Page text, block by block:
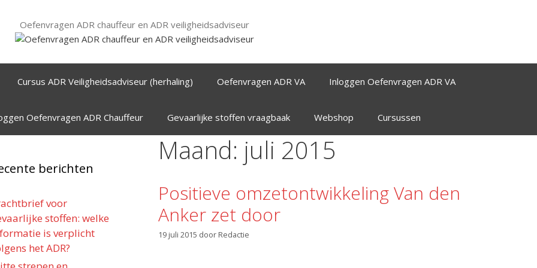
Oefenvragen ADR chauffeur en ADR veiligheidsadviseur
Cursus ADR Veiligheidsadviseur (herhaling) Oefenvragen ADR VA Inloggen Oefenvragen ADR VA
Oefenvragen ADR Chauffeur Gevaarlijke stoffen vraagbaak Webshop Cursussen
Maand: juli 2015
Positieve omzetontwikkeling Van den
Anker zet door
19 juli 2015 door Redactie
berichten
voor
stoffen: welke
is verplicht
het ADR?